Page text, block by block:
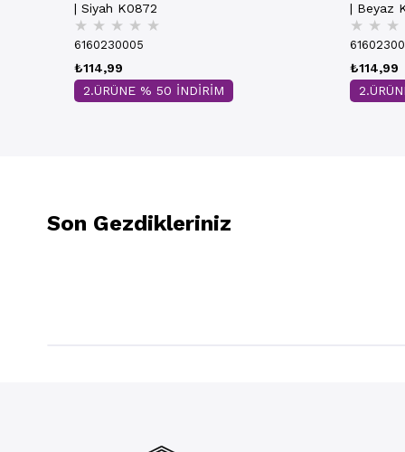
| Siyah K0872
★ ★ ★ ★ ★
6160230005
₺114,99
2.ÜRÜNE % 50 İNDİRİM
| Beyaz
★ ★ ★
₺114,99
Son Gezdikleriniz